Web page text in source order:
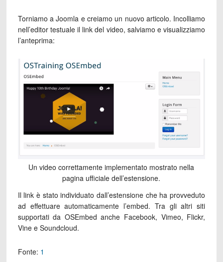
Torniamo a Joomla e creiamo un nuovo articolo. Incolliamo
nell’editor testuale il link del video, salviamo e visualizziamo
l’anteprima:
Un video correttamente implementato mostrato nella
pagina ufficiale dell’estensione.
Il link è stato individuato dall’estensione che ha provveduto
ad effettuare automaticamente l’embed. Tra gli altri siti
supportati da OSEmbed anche Facebook, Vimeo, Flickr,
Vine e Soundcloud.
Fonte: 1